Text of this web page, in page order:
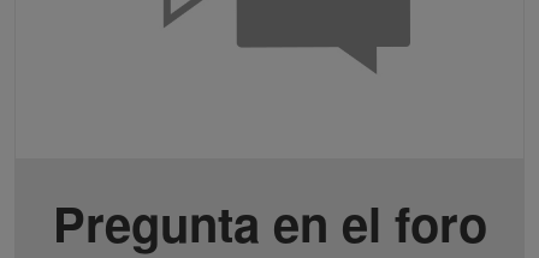
Pregunta en el foro